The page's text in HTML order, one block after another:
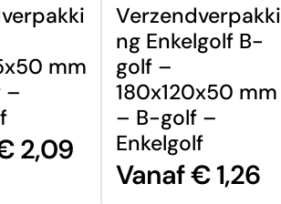
mm
–
2,09
Verzendverpakki
ng Enkelgolf B-
golf –
180x120x50 mm
– B-golf –
Enkelgolf
Normale
Vanaf € 1,26